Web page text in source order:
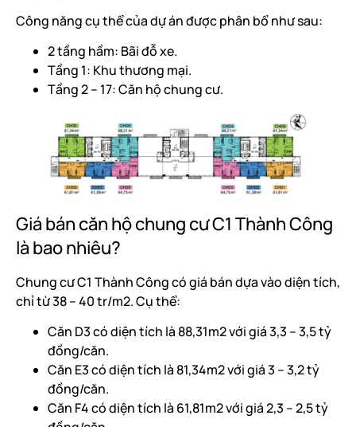
Công năng cụ thể của dự án được phân bổ như sau:
2 tầng hầm: Bãi đỗ xe.
Tầng 1: Khu thương mại.
Tầng 2 – 17: Căn hộ chung cư.
Giá bán căn hộ chung cư C1 Thành Công
là bao nhiêu?
Chung cư C1 Thành Công có giá bán dựa vào diện tích,
chỉ từ 38 – 40 tr/m2. Cụ thể:
Căn D3 có diện tích là 88,31m2 với giá 3,3 – 3,5 tỷ
đồng/căn.
Căn E3 có diện tích là 81,34m2 với giá 3 – 3,2 tỷ
đồng/căn.
Căn F4 có diện tích là 61,81m2 với giá 2,3 – 2,5 tỷ